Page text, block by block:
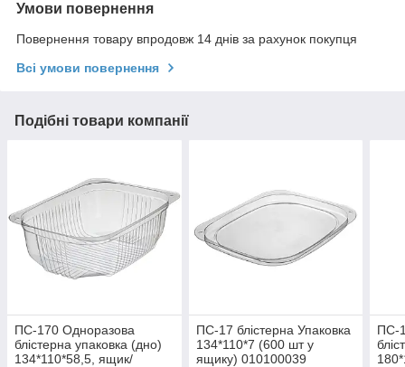
Умови повернення
Повернення товару впродовж 14 днів за рахунок покупця
Всі умови повернення
Подібні товари компанії
ПС-170 Одноразова
блістерна упаковка (дно)
134*110*58,5, ящик/
ПС-17 блістерна Упаковка
134*110*7 (600 шт у
ящику) 010100039
ПС-